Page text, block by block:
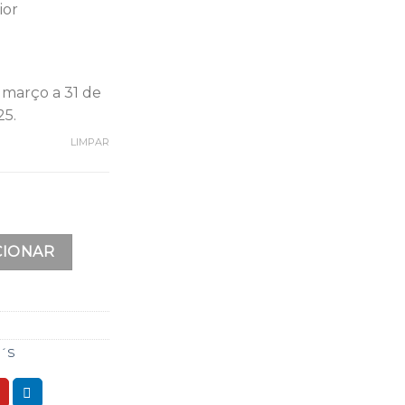
a 31 de
LIMPAR